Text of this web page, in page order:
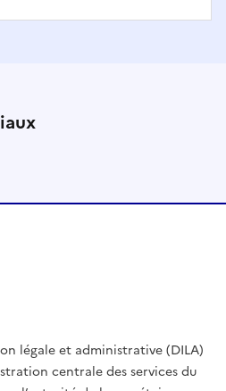
légale et administrative (DILA)
centrale des services du